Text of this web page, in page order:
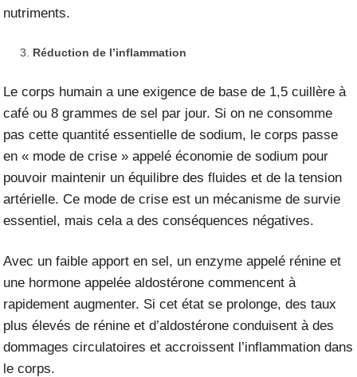
nutriments.
Réduction de l’inflammation
Le corps humain a une exigence de base de 1,5 cuillère à
café ou 8 grammes de sel par jour. Si on ne consomme
pas cette quantité essentielle de sodium, le corps passe
en « mode de crise » appelé économie de sodium pour
pouvoir maintenir un équilibre des fluides et de la tension
artérielle. Ce mode de crise est un mécanisme de survie
essentiel, mais cela a des conséquences négatives.
Avec un faible apport en sel, un enzyme appelé rénine et
une hormone appelée aldostérone commencent à
rapidement augmenter. Si cet état se prolonge, des taux
plus élevés de rénine et d’aldostérone conduisent à des
dommages circulatoires et accroissent l’inflammation dans
le corps.